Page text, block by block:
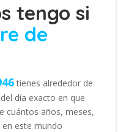
tengo si
de
tienes alrededor de
día exacto en que
cuántos años, meses,
este mundo